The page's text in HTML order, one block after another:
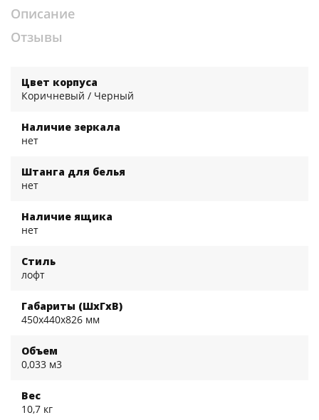
Описание
Отзывы
Цвет корпуса
Коричневый / Черный
Наличие зеркала
нет
Штанга для белья
нет
Наличие ящика
нет
Стиль
лофт
Габариты (ШхГхВ)
450x440x826 мм
Объем
0,033 м3
Вес
10,7 кг